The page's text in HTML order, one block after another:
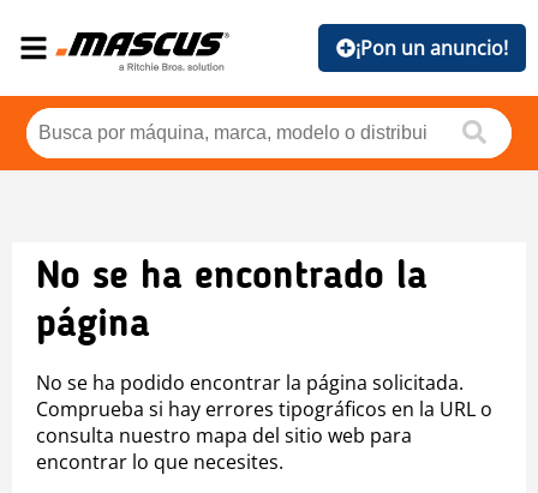
¡Pon un anuncio!
No se ha encontrado la
página
No se ha podido encontrar la página solicitada.
Comprueba si hay errores tipográficos en la URL o
consulta nuestro mapa del sitio web para
encontrar lo que necesites.